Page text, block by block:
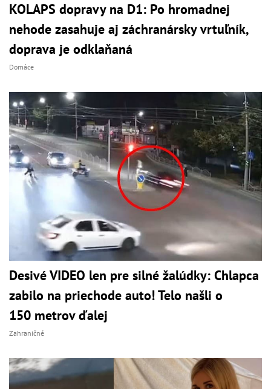
KOLAPS dopravy na D1: Po hromadnej
nehode zasahuje aj záchranársky vrtuľník,
doprava je odklaňaná
Domáce
Desivé VIDEO len pre silné žalúdky: Chlapca
zabilo na priechode auto! Telo našli o
150 metrov ďalej
Zahraničné